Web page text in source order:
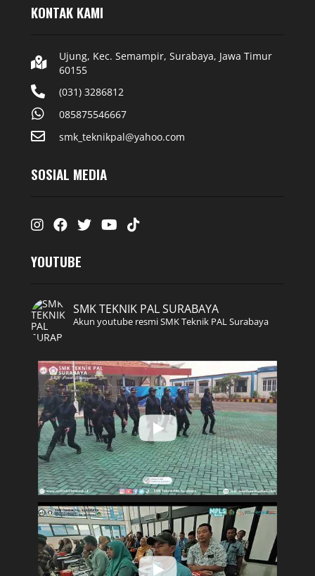
KONTAK KAMI
Ujung, Kec. Semampir, Surabaya, Jawa Timur
60155
(031) 3286812
085875546667
smk_teknikpal@yahoo.com
SOSIAL MEDIA
Instagram
FacebookTwitterYoutube
Tiktok
YOUTUBE
SMK TEKNIK PAL SURABAYA
Akun youtube resmi SMK Teknik PAL Surabaya